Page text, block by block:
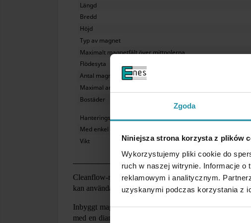
Zgoda
Niniejsza strona korzysta z plików
Wykorzystujemy pliki cookie do
ruch w naszej witrynie. Informacje o
reklamowym i analitycznym.
uzyskanymi podczas korzystania z
Längd
Bredd
Höjd
Typ av magnet
Maximalt magnetfält över mittpolerna
Flödesyta
Antal magnetfält
Maximal arbetstemperatur
Bostäder
Hanteringsläge
Med enkel rengöring
Vikt
Cleanflow-magneter används för att fånga upp
kan användas inom livsmedelsindustrin (AISI 304 / EN
Inbyggt magnetiskt galler av syrafast stål innehåller
med en diameter på 32 mm som är magnetiskt aktiv.